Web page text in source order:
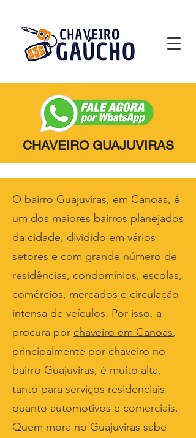
CHAVEIRO GUAJUVIRAS
O bairro Guajuviras, em Canoas, é
um dos maiores bairros planejados
da cidade, dividido em vários
setores e com grande número de
residências, condomínios, escolas,
comércios, mercados e circulação
intensa de veículos. Por isso, a
procura por chaveiro em Canoas,
principalmente por chaveiro no
bairro Guajuviras, é muito alta,
tanto para serviços residenciais
quanto automotivos e comerciais.
Quem mora no Guajuviras sabe